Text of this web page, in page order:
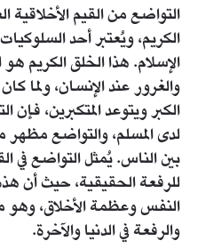
التواضع من القيم الأخلاقية
الكريم، ويُعتبر أحد
الإسلام. هذا الخلق الكريم
والغرور عند الإنسان، ولما
الكبر ويتوعد المتكبرين، فإن
لدى المسلم، والتواضع مظهر
بين الناس. يُمثل التواضع في
للرفعة الحقيقية، حيث أن
النفس وعظمة الأخلاق، وهو
والرفعة في الدنيا والآخرة.